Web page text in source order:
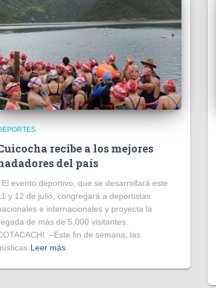
recibe a los mejores
del país
El evento deportivo, que se desarrollará este
y 12 de julio, congregará a deportistas
e internacionales y proyecta la
de más de 5,000 visitantes.
–Este fin de semana, las
Leer más